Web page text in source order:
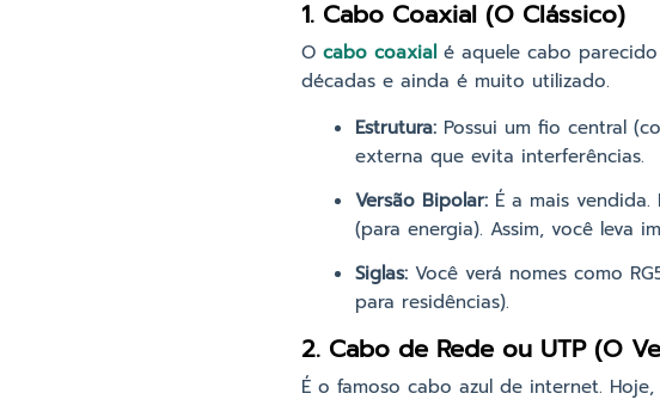
1. Cabo Coaxial (O Clássico)
O cabo coaxialé aquele cabo
décadas e ainda é muito utilizado.
Estrutura: Possui um fio central
externa que evita interferências.
Versão Bipolar: É a mais
(para energia). Assim, você leva
Siglas: Você verá nomes como
para residências).
2. Cabo de Rede ou UTP (O
É o famoso cabo azul de internet.